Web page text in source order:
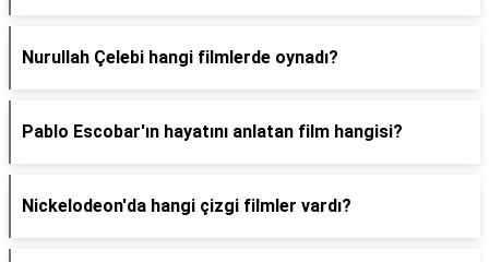
Nurullah Çelebi hangi filmlerde oynadı?
Pablo Escobar'ın hayatını anlatan film hangisi?
Nickelodeon'da hangi çizgi filmler vardı?